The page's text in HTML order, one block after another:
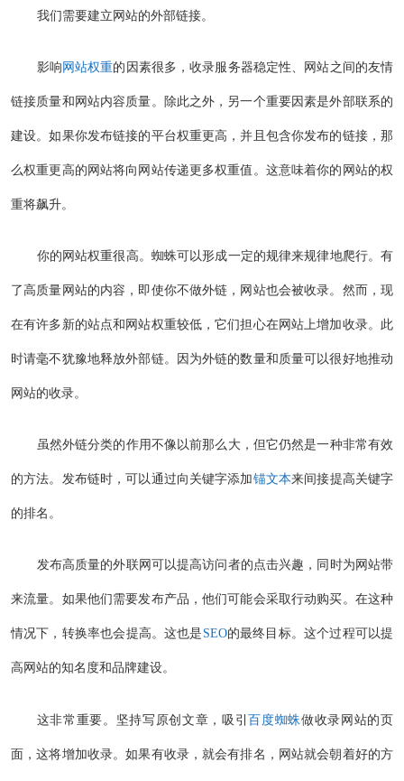
我们需要建立网站的外部链接。
影响网站权重的因素很多，收录服务器稳定性、网站之间的友情
链接质量和网站内容质量。除此之外，另一个重要因素是外部联系的
建设。如果你发布链接的平台权重更高，并且包含你发布的链接，那
么权重更高的网站将向网站传递更多权重值。这意味着你的网站的权
重将飙升。
你的网站权重很高。蜘蛛可以形成一定的规律来规律地爬行。有
了高质量网站的内容，即使你不做外链，网站也会被收录。然而，现
在有许多新的站点和网站权重较低，它们担心在网站上增加收录。此
时请毫不犹豫地释放外部链。因为外链的数量和质量可以很好地推动
网站的收录。
虽然外链分类的作用不像以前那么大，但它仍然是一种非常有效
的方法。发布链时，可以通过向关键字添加锚文本来间接提高关键字
的排名。
发布高质量的外联网可以提高访问者的点击兴趣，同时为网站带
来流量。如果他们需要发布产品，他们可能会采取行动购买。在这种
情况下，转换率也会提高。这也是SEO的最终目标。这个过程可以提
高网站的知名度和品牌建设。
这非常重要。坚持写原创文章，吸引百度蜘蛛做收录网站的页
面，这将增加收录。如果有收录，就会有排名，网站就会朝着好的方